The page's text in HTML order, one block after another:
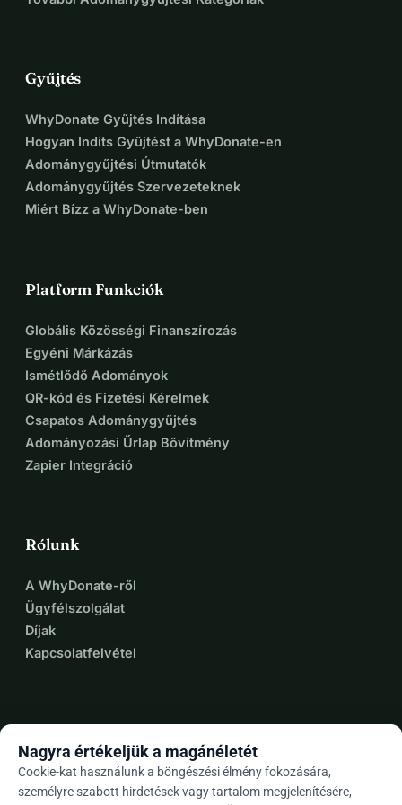
Gyűjtés
WhyDonate Gyűjtés Indítása
Hogyan Indíts Gyűjtést a WhyDonate-en
Adománygyűjtési Útmutatók
Adománygyűjtés Szervezeteknek
Miért Bízz a WhyDonate-ben
Platform Funkciók
Globális Közösségi Finanszírozás
Egyéni Márkázás
Ismétlődő Adományok
QR-kód és Fizetési Kérelmek
Csapatos Adománygyűjtés
Adományozási Űrlap Bővítmény
Zapier Integráció
Rólunk
A WhyDonate-ről
Ügyfélszolgálat
Díjak
Kapcsolatfelvétel
Nagyra értékeljük a magánéletét
Cookie-kat használunk a böngészési élmény fokozására,
személyre szabott hirdetések vagy tartalom megjelenítésére,